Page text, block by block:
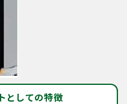
としての特徴